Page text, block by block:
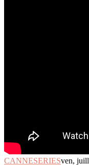
CANNESERIESven,